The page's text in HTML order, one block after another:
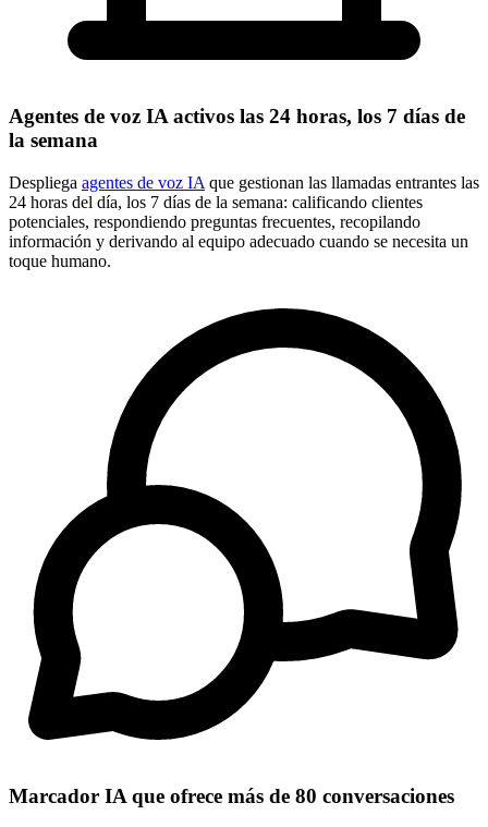
Agentes de voz IA activos las 24 horas, los 7 días de
la semana
Despliega agentes de voz IA que gestionan las llamadas entrantes las
24 horas del día, los 7 días de la semana: calificando clientes
potenciales, respondiendo preguntas frecuentes, recopilando
información y derivando al equipo adecuado cuando se necesita un
toque humano.
Marcador IA que ofrece más de 80 conversaciones